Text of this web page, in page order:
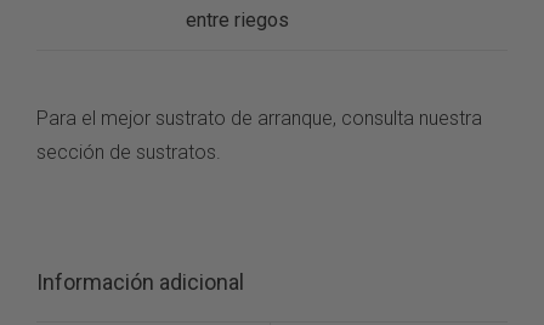
entre riegos
Para el mejor sustrato de arranque, consulta nuestra
sección de sustratos.
Información adicional